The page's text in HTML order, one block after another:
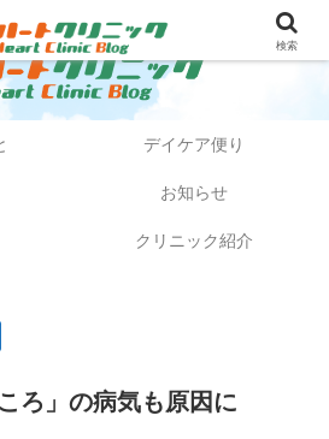
デイケア便り
お知らせ
クリニック紹介
ろ」の病気も原因に
検索